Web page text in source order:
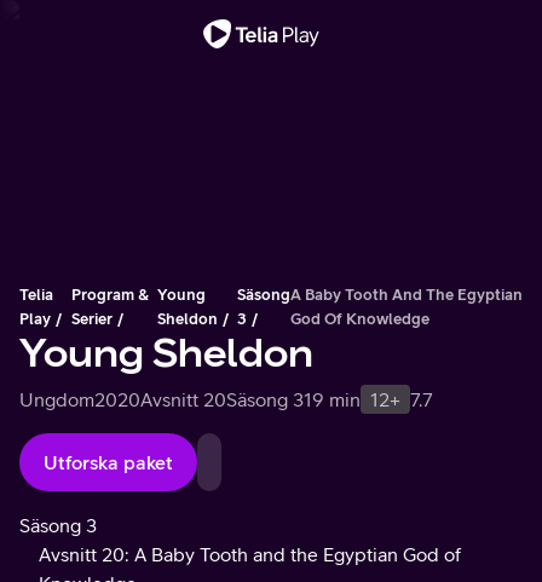
Telia
Play
Program &
Serier
Young
Sheldon
Säsong
3
A Baby Tooth And The Egyptian
God Of Knowledge
Young Sheldon
Ungdom2020Avsnitt 20Säsong 319 min 12+ 7.7
Utforska paket
Säsong 3
Avsnitt 20: A Baby Tooth and the Egyptian God of